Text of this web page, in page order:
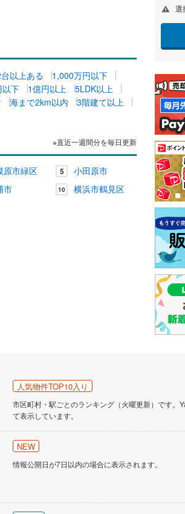
以上ある
1,000万円以下
下 1億円以上
5LDK以上
海まで2km以内
3階建て以上
※直近一週間分を毎日更新
原市緑区 5 小田原市
市 10 横浜市鶴見区
選
人気物件TOP10入り
市区町村・駅ごとのランキング（火曜更新）です。
て表示しています。
NEW
情報公開日が7日以内の場合に表示されます。